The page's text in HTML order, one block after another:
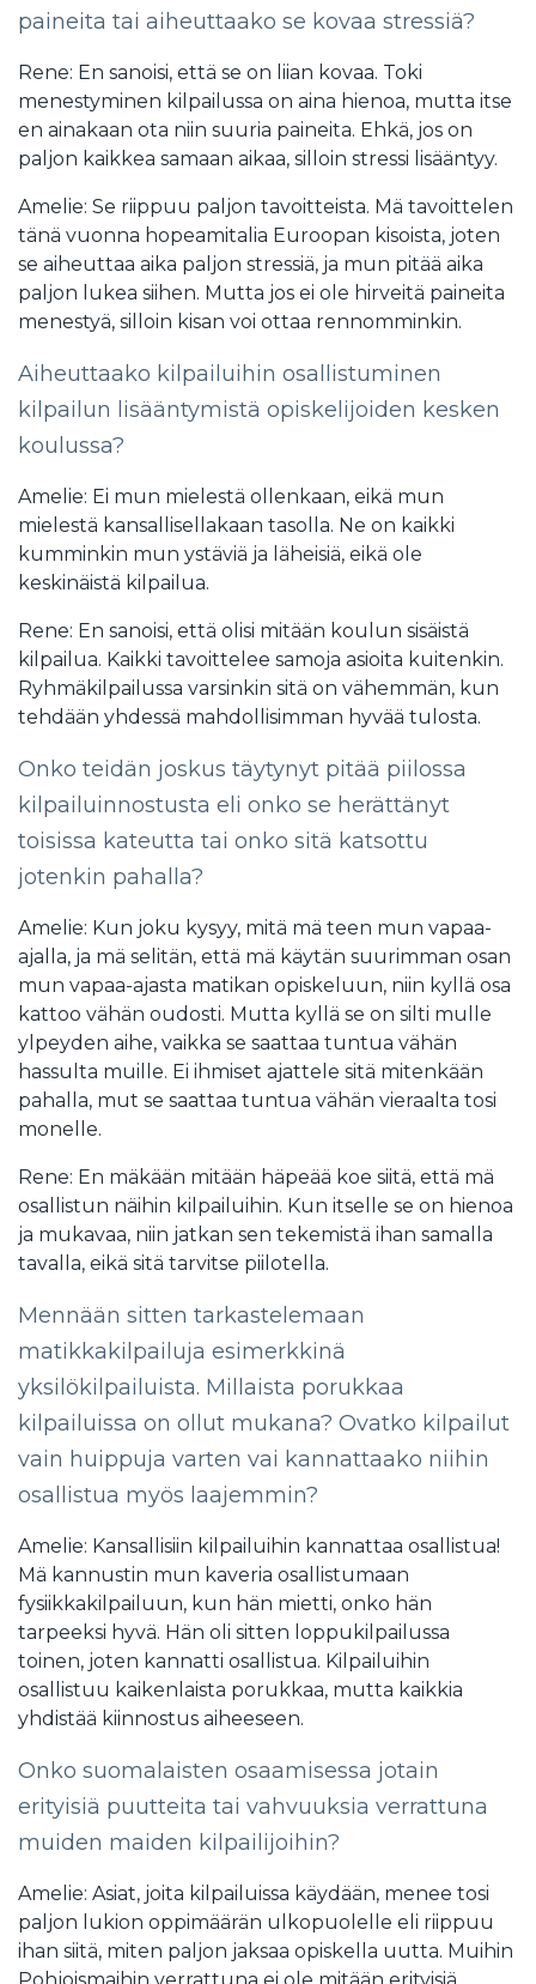
paineita tai aiheuttaako se kovaa stressiä?
Rene: En sanoisi, että se on liian kovaa. Toki
menestyminen kilpailussa on aina hienoa, mutta itse
en ainakaan ota niin suuria paineita. Ehkä, jos on
paljon kaikkea samaan aikaa, silloin stressi lisääntyy.
Amelie: Se riippuu paljon tavoitteista. Mä tavoittelen
tänä vuonna hopeamitalia Euroopan kisoista, joten
se aiheuttaa aika paljon stressiä, ja mun pitää aika
paljon lukea siihen. Mutta jos ei ole hirveitä paineita
menestyä, silloin kisan voi ottaa rennomminkin.
Aiheuttaako kilpailuihin osallistuminen
kilpailun lisääntymistä opiskelijoiden kesken
koulussa?
Amelie: Ei mun mielestä ollenkaan, eikä mun
mielestä kansallisellakaan tasolla. Ne on kaikki
kumminkin mun ystäviä ja läheisiä, eikä ole
keskinäistä kilpailua.
Rene: En sanoisi, että olisi mitään koulun sisäistä
kilpailua. Kaikki tavoittelee samoja asioita kuitenkin.
Ryhmäkilpailussa varsinkin sitä on vähemmän, kun
tehdään yhdessä mahdollisimman hyvää tulosta.
Onko teidän joskus täytynyt pitää piilossa
kilpailuinnostusta eli onko se herättänyt
toisissa kateutta tai onko sitä katsottu
jotenkin pahalla?
Amelie: Kun joku kysyy, mitä mä teen mun vapaa-
ajalla, ja mä selitän, että mä käytän suurimman osan
mun vapaa-ajasta matikan opiskeluun, niin kyllä osa
kattoo vähän oudosti. Mutta kyllä se on silti mulle
ylpeyden aihe, vaikka se saattaa tuntua vähän
hassulta muille. Ei ihmiset ajattele sitä mitenkään
pahalla, mut se saattaa tuntua vähän vieraalta tosi
monelle.
Rene: En mäkään mitään häpeää koe siitä, että mä
osallistun näihin kilpailuihin. Kun itselle se on hienoa
ja mukavaa, niin jatkan sen tekemistä ihan samalla
tavalla, eikä sitä tarvitse piilotella.
Mennään sitten tarkastelemaan
matikkakilpailuja esimerkkinä
yksilökilpailuista. Millaista porukkaa
kilpailuissa on ollut mukana? Ovatko kilpailut
vain huippuja varten vai kannattaako niihin
osallistua myös laajemmin?
Amelie: Kansallisiin kilpailuihin kannattaa osallistua!
Mä kannustin mun kaveria osallistumaan
fysiikkakilpailuun, kun hän mietti, onko hän
tarpeeksi hyvä. Hän oli sitten loppukilpailussa
toinen, joten kannatti osallistua. Kilpailuihin
osallistuu kaikenlaista porukkaa, mutta kaikkia
yhdistää kiinnostus aiheeseen.
Onko suomalaisten osaamisessa jotain
erityisiä puutteita tai vahvuuksia verrattuna
muiden maiden kilpailijoihin?
Amelie: Asiat, joita kilpailuissa käydään, menee tosi
paljon lukion oppimäärän ulkopuolelle eli riippuu
ihan siitä, miten paljon jaksaa opiskella uutta. Muihin
Pohjoismaihin verrattuna ei ole mitään erityisiä